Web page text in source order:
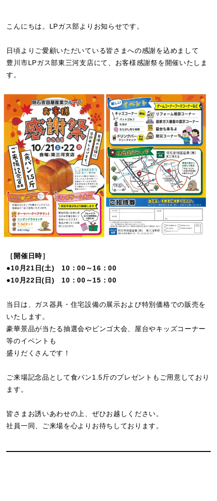
こんにちは。LPガス部よりお知らせです。
日頃よりご愛顧いただいている皆さまへの感謝を込めまして
豊川市LPガス部東三河支店にて、お客様感謝祭を開催いたしま
す。
［開催日時］
●10月21日(土) 10：00～16：00
●10月22日(日) 10：00～15：00
当日は、ガス器具・住宅設備の展示および特別価格での販売を
いたします。
豪華景品が当たる抽選会やビンゴ大会、屋台やキッズコーナー
等のイベントも
盛りだくさんです！
ご来場記念品として食パン1.5斤のプレゼントもご用意しており
ます。
皆さまお誘いあわせの上、ぜひお越しください。
社員一同、ご来場を心よりお待ちしております。